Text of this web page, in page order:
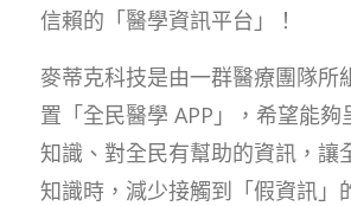
信賴的「醫學資訊平台」！
麥蒂克科技是由一群醫療團隊所
置「全民醫學 APP」，希望能夠
知識、對全民有幫助的資訊，讓
知識時，減少接觸到「假資訊」